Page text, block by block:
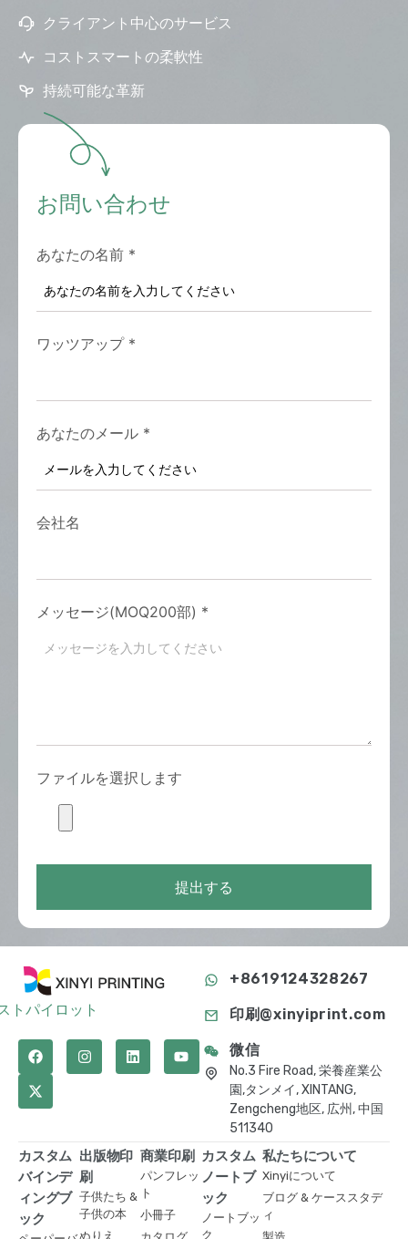
クライアント中心のサービス
コストスマートの柔軟性
持続可能な革新
お問い合わせ
あなたの名前 *
ワッツアップ *
あなたのメール *
会社名
メッセージ(MOQ200部) *
ファイルを選択します
提出する
トパイロット
+8619124328267
印刷@xinyiprint.com
微信
No.3 Fire Road, 栄養産業公
園,タンメイ, XINTANG,
Zengcheng地区, 広州, 中国
511340
カスタム
バインデ
ィングブ
ック
出版物印
刷
子供たち &
子供の本
ぬりえ
商業印刷
パンフレッ
ト
小冊子
カスタム
ノートブ
ック
ノートブッ
ク
私たちについて
Xinyiについて
ブログ & ケーススタデ
ィ